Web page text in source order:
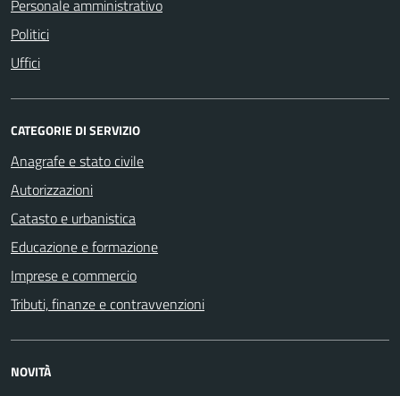
Personale amministrativo
Politici
Uffici
CATEGORIE DI SERVIZIO
Anagrafe e stato civile
Autorizzazioni
Catasto e urbanistica
Educazione e formazione
Imprese e commercio
Tributi, finanze e contravvenzioni
NOVITÀ